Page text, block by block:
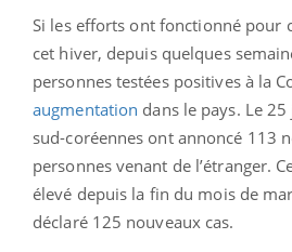
Si les efforts ont fonctionné pour
cet hiver, depuis quelques
personnes testées positives à la
augmentation dans le pays. Le
sud-coréennes ont annoncé 113
personnes venant de l’étranger.
élevé depuis la fin du mois de
déclaré 125 nouveaux cas.